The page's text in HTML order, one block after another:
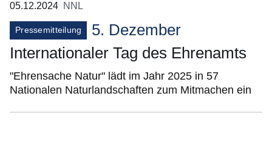
05.12.2024 NNL
Pressemitteilung
5. Dezember
Internationaler Tag des Ehrenamts
"Ehrensache Natur" lädt im Jahr 2025 in 57
Nationalen Naturlandschaften zum Mitmachen ein